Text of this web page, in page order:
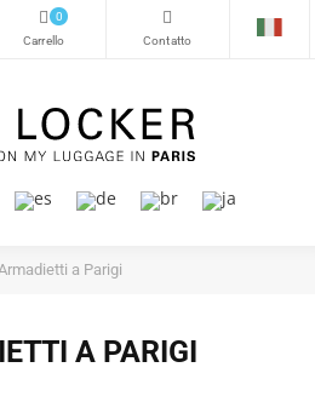
0
Armadietti a Parigi
A PARIGI